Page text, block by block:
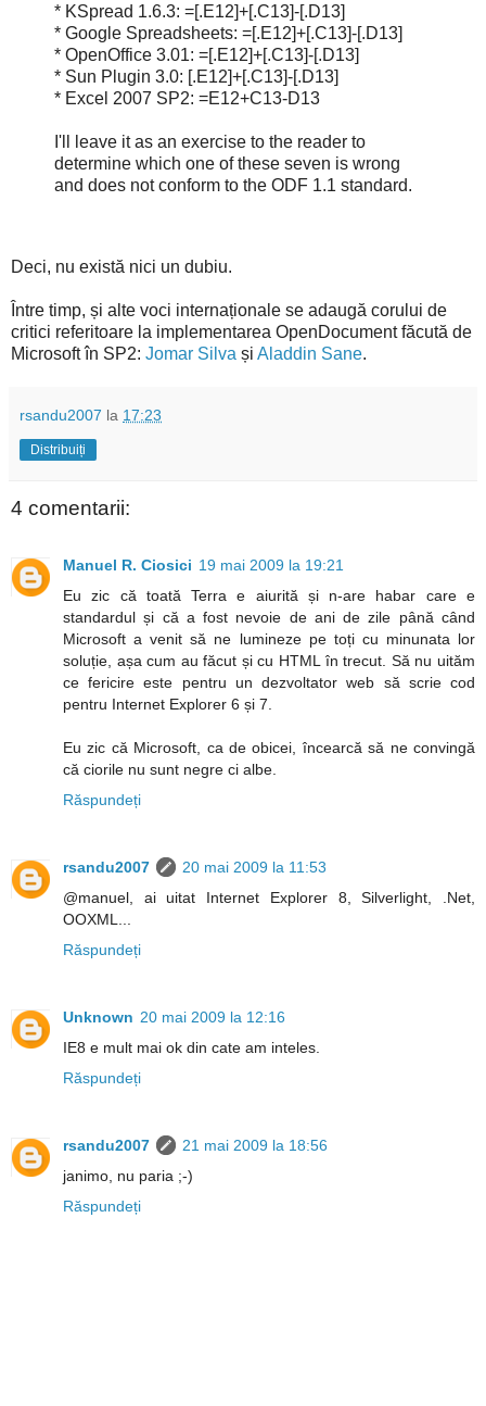
* KSpread 1.6.3: =[.E12]+[.C13]-[.D13]
* Google Spreadsheets: =[.E12]+[.C13]-[.D13]
* OpenOffice 3.01: =[.E12]+[.C13]-[.D13]
* Sun Plugin 3.0: [.E12]+[.C13]-[.D13]
* Excel 2007 SP2: =E12+C13-D13
I'll leave it as an exercise to the reader to
determine which one of these seven is wrong
and does not conform to the ODF 1.1 standard.
Deci, nu există nici un dubiu.
Între timp, și alte voci internaționale se adaugă corului de
critici referitoare la implementarea OpenDocument făcută de
Microsoft în SP2: Jomar Silva și Aladdin Sane.
rsandu2007 la 17:23
Distribuiți
4 comentarii:
Manuel R. Ciosici 19 mai 2009 la 19:21
Eu zic că toată Terra e aiurită și n-are habar care e
standardul și că a fost nevoie de ani de zile până când
Microsoft a venit să ne lumineze pe toți cu minunata lor
soluție, așa cum au făcut și cu HTML în trecut. Să nu uităm
ce fericire este pentru un dezvoltator web să scrie cod
pentru Internet Explorer 6 și 7.
Eu zic că Microsoft, ca de obicei, încearcă să ne convingă
că ciorile nu sunt negre ci albe.
Răspundeți
rsandu2007
20 mai 2009 la 11:53
@manuel, ai uitat Internet Explorer 8, Silverlight, .Net,
OOXML...
Răspundeți
Unknown 20 mai 2009 la 12:16
IE8 e mult mai ok din cate am inteles.
Răspundeți
rsandu2007
21 mai 2009 la 18:56
janimo, nu paria ;-)
Răspundeți